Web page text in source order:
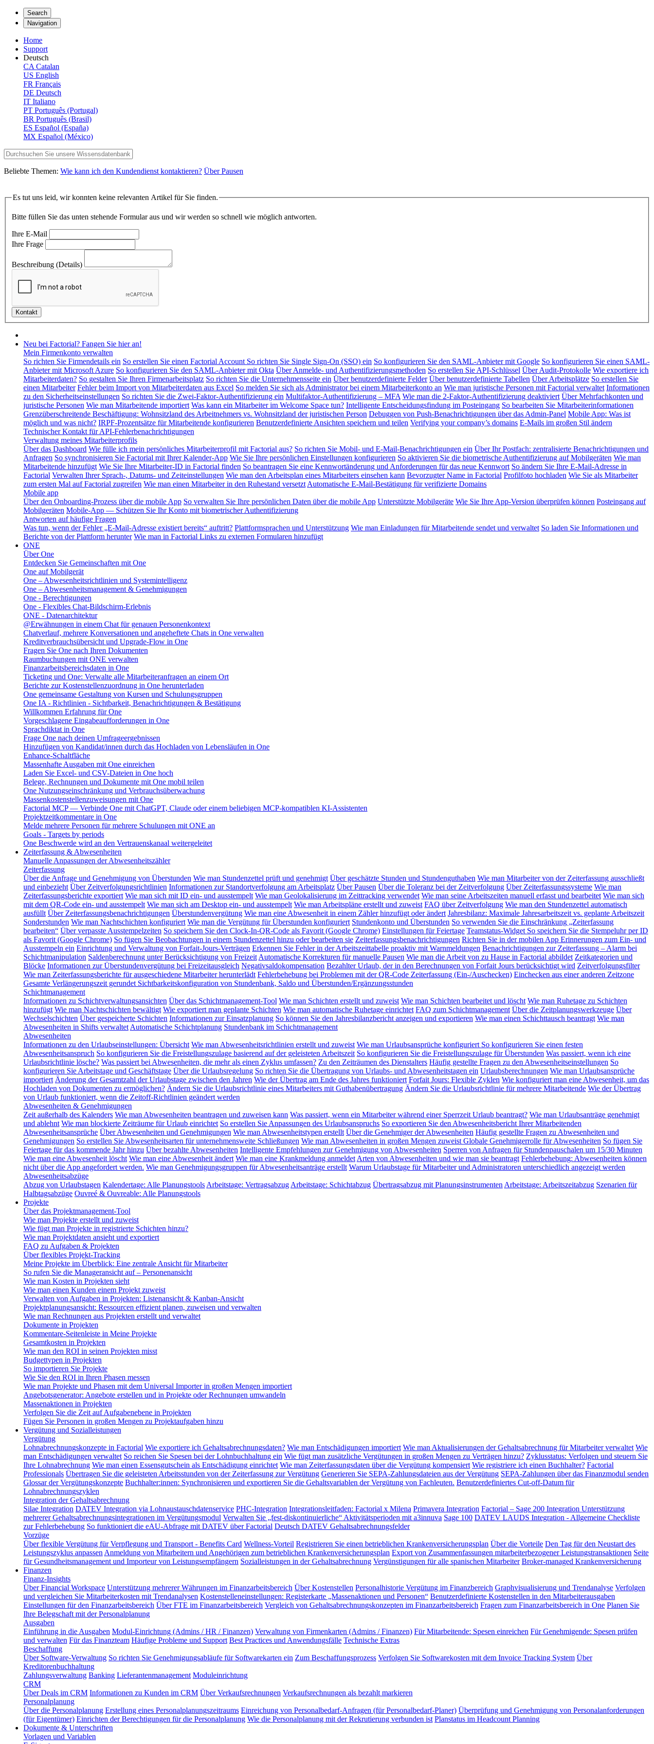
Search
Navigation
Home
Support
Deutsch
CA Catalan
US English
FR Français
DE Deutsch
IT Italiano
PT Português (Portugal)
BR Português (Brasil)
ES Español (España)
MX Español (México)
Beliebte Themen: Wie kann ich den Kundendienst kontaktieren? Über Pausen
Es tut uns leid, wir konnten keine relevanten Artikel für Sie finden.
Bitte füllen Sie das unten stehende Formular aus und wir werden so schnell wie möglich antworten.
Ihre E-Mail
Ihre Frage
Beschreibung (Details)
Neu bei Factorial? Fangen Sie hier an!
Mein Firmenkonto verwalten
So richten Sie Firmendetails ein So erstellen Sie einen Factorial Account So richten Sie Single Sign-On (SSO) ein So konfigurieren Sie den SAML-Anbieter mit Google So konfigurieren Sie einen SAML-
Anbieter mit Microsoft Azure So konfigurieren Sie den SAML-Anbieter mit Okta Über Anmelde- und Authentifizierungsmethoden So erstellen Sie API-Schlüssel Über Audit-Protokolle Wie exportiere ich
Mitarbeiterdaten? So gestalten Sie Ihren Firmenarbeitsplatz So richten Sie die Unternehmensseite ein Über benutzerdefinierte Felder Über benutzerdefinierte Tabellen Über Arbeitsplätze So erstellen Sie
einen Mitarbeiter Fehler beim Import von Mitarbeiterdaten aus Excel So melden Sie sich als Administrator bei einem Mitarbeiterkonto an Wie man juristische Personen mit Factorial verwaltet Informationen
zu den Sicherheitseinstellungen So richten Sie die Zwei-Faktor-Authentifizierung ein Multifaktor-Authentifizierung – MFA Wie man die 2-Faktor-Authentifizierung deaktiviert Über Mehrfachkonten und
juristische Personen Wie man Mitarbeitende importiert Was kann ein Mitarbeiter im Welcome Space tun? Intelligente Entscheidungsfindung im Posteingang So bearbeiten Sie Mitarbeiterinformationen
Grenzüberschreitende Beschäftigung: Wohnsitzland des Arbeitnehmers vs. Wohnsitzland der juristischen Person Debuggen von Push-Benachrichtigungen über das Admin-Panel Mobile App: Was ist
möglich und was nicht? IRPF-Prozentsätze für Mitarbeitende konfigurieren Benutzerdefinierte Ansichten speichern und teilen Verifying your company’s domains E-Mails im großen Stil ändern
Technischer Kontakt für API-Fehlerbenachrichtigungen
Verwaltung meines Mitarbeiterprofils
Über das Dashboard Wie fülle ich mein persönliches Mitarbeiterprofil mit Factorial aus? So richten Sie Mobil- und E-Mail-Benachrichtigungen ein Über Ihr Postfach: zentralisierte Benachrichtigungen und
Anfragen So synchronisieren Sie Factorial mit Ihrer Kalender-App Wie Sie Ihre persönlichen Einstellungen konfigurieren So aktivieren Sie die biometrische Authentifizierung auf Mobilgeräten Wie man
Mitarbeitende hinzufügt Wie Sie Ihre Mitarbeiter-ID in Factorial finden So beantragen Sie eine Kennwortänderung und Anforderungen für das neue Kennwort So ändern Sie Ihre E-Mail-Adresse in
Factorial Verwalten Ihrer Sprach-, Datums- und Zeiteinstellungen Wie man den Arbeitsplan eines Mitarbeiters einsehen kann Bevorzugter Name in Factorial Profilfoto hochladen Wie Sie als Mitarbeiter
zum ersten Mal auf Factorial zugreifen Wie man einen Mitarbeiter in den Ruhestand versetzt Automatische E-Mail-Bestätigung für verifizierte Domains
Mobile app
Über den Onboarding-Prozess über die mobile App So verwalten Sie Ihre persönlichen Daten über die mobile App Unterstützte Mobilgeräte Wie Sie Ihre App-Version überprüfen können Posteingang auf
Mobilgeräten Mobile-App — Schützen Sie Ihr Konto mit biometrischer Authentifizierung
Antworten auf häufige Fragen
Was tun, wenn der Fehler „E-Mail-Adresse existiert bereits“ auftritt? Plattformsprachen und Unterstützung Wie man Einladungen für Mitarbeitende sendet und verwaltet So laden Sie Informationen und
Berichte von der Plattform herunter Wie man in Factorial Links zu externen Formularen hinzufügt
ONE
Über One
Entdecken Sie Gemeinschaften mit One
One auf Mobilgerät
One – Abwesenheitsrichtlinien und Systemintelligenz
One – Abwesenheitsmanagement & Genehmigungen
One - Berechtigungen
One - Flexibles Chat-Bildschirm-Erlebnis
ONE - Datenarchitektur
@Erwähnungen in einem Chat für genauen Personenkontext
Chatverlauf, mehrere Konversationen und angeheftete Chats in One verwalten
Kreditverbrauchsübersicht und Upgrade-Flow in One
Fragen Sie One nach Ihren Dokumenten
Raumbuchungen mit ONE verwalten
Finanzarbeitsbereichsdaten in One
Ticketing und One: Verwalte alle Mitarbeiteranfragen an einem Ort
Berichte zur Kostenstellenzuordnung in One herunterladen
One gemeinsame Gestaltung von Kursen und Schulungsgruppen
One IA - Richtlinien - Sichtbarkeit, Benachrichtigungen & Bestätigung
Willkommen Erfahrung für One
Vorgeschlagene Eingabeaufforderungen in One
Sprachdiktat in One
Frage One nach deinen Umfrageergebnissen
Hinzufügen von Kandidat/innen durch das Hochladen von Lebensläufen in One
Enhance-Schaltfläche
Massenhafte Ausgaben mit One einreichen
Laden Sie Excel- und CSV-Dateien in One hoch
Belege, Rechnungen und Dokumente mit One mobil teilen
One Nutzungseinschränkung und Verbrauchsüberwachung
Massenkostenstellenzuweisungen mit One
Factorial MCP — Verbinde One mit ChatGPT, Claude oder einem beliebigen MCP-kompatiblen KI-Assistenten
Projektzeitkommentare in One
Melde mehrere Personen für mehrere Schulungen mit ONE an
Goals - Targets by periods
One Beschwerde wird an den Vertrauenskanaal weitergeleitet
Zeiterfassung & Abwesenheiten
Manuelle Anpassungen der Abwesenheitszähler
Zeiterfassung
Über die Anfrage und Genehmigung von Überstunden Wie man Stundenzettel prüft und genehmigt Über geschätzte Stunden und Stundenguthaben Wie man Mitarbeiter von der Zeiterfassung ausschließt
und einbezieht Über Zeitverfolgungsrichtlinien Informationen zur Standortverfolgung am Arbeitsplatz Über Pausen Über die Toleranz bei der Zeitverfolgung Über Zeiterfassungssysteme Wie man
Zeiterfassungsberichte exportiert Wie man sich mit ID ein- und ausstempelt Wie man Geolokalisierung im Zeittracking verwendet Wie man seine Arbeitszeiten manuell erfasst und bearbeitet Wie man sich
mit dem QR-Code ein- und ausstempelt Wie man sich am Desktop ein- und ausstempelt Wie man Arbeitspläne erstellt und zuweist FAQ über Zeitverfolgung Wie man den Stundenzettel automatisch
ausfüllt Über Zeiterfassungsbenachrichtigungen Überstundenvergütung Wie man eine Abwesenheit in einem Zähler hinzufügt oder ändert Jahresbilanz: Maximale Jahresarbeitszeit vs. geplante Arbeitszeit
Sonderstunden Wie man Nachtschichten konfiguriert Wie man die Vergütung für Überstunden konfiguriert Stundenkonto und Überstunden So verwenden Sie die Einschränkung „Zeiterfassung
bearbeiten“ Über verpasste Ausstempelzeiten So speichern Sie den Clock-In-QR-Code als Favorit (Google Chrome) Einstellungen für Feiertage Teamstatus-Widget So speichern Sie die Stempeluhr per ID
als Favorit (Google Chrome) So fügen Sie Beobachtungen in einem Stundenzettel hinzu oder bearbeiten sie Zeiterfassungsbenachrichtigungen Richten Sie in der mobilen App Erinnerungen zum Ein- und
Ausstempeln ein Einrichtung und Verwaltung von Forfait-Jours-Verträgen Erkennen Sie Fehler in der Arbeitszeittabelle proaktiv mit Warnmeldungen Benachrichtigungen zur Zeiterfassung – Alarm bei
Schichtmanipulation Saldenberechnung unter Berücksichtigung von Freizeit Automatische Korrekturen für manuelle Pausen Wie man die Arbeit von zu Hause in Factorial abbildet Zeitkategorien und
Blöcke Informationen zur Überstundenvergütung bei Freizeitausgleich Negativsaldokompensation Bezahlter Urlaub, der in den Berechnungen von Forfait Jours berücksichtigt wird Zeitverfolgungsfilter
Wie man Zeiterfassungsberichte für ausgeschiedene Mitarbeiter herunterlädt Fehlerbehebung bei Problemen mit der QR-Code Zeiterfassung (Ein-/Auschecken) Einchecken aus einer anderen Zeitzone
Gesamte Verlängerungszeit gerundet Sichtbarkeitskonfiguration von Stundenbank, Saldo und Überstunden/Ergänzungsstunden
Schichtmanagement
Informationen zu Schichtverwaltungsansichten Über das Schichtmanagement-Tool Wie man Schichten erstellt und zuweist Wie man Schichten bearbeitet und löscht Wie man Ruhetage zu Schichten
hinzufügt Wie man Nachtschichten bewältigt Wie exportiert man geplante Schichten Wie man automatische Ruhetage einrichtet FAQ zum Schichtmanagement Über die Zeitplanungswerkzeuge Über
Wechselschichten Über gespeicherte Schichten Informationen zur Einsatzplanung So können Sie den Jahresbilanzbericht anzeigen und exportieren Wie man einen Schichttausch beantragt Wie man
Abwesenheiten in Shifts verwaltet Automatische Schichtplanung Stundenbank im Schichtmanagement
Abwesenheiten
Informationen zu den Urlaubseinstellungen: Übersicht Wie man Abwesenheitsrichtlinien erstellt und zuweist Wie man Urlaubsansprüche konfiguriert So konfigurieren Sie einen festen
Abwesenheitsanspruch So konfigurieren Sie die Freistellungszulage basierend auf der geleisteten Arbeitszeit So konfigurieren Sie die Freistellungszulage für Überstunden Was passiert, wenn ich eine
Urlaubsrichtlinie lösche? Was passiert bei Abwesenheiten, die mehr als einen Zyklus umfassen? Zu den Zeiträumen des Dienstalters Häufig gestellte Fragen zu den Abwesenheitseinstellungen So
konfigurieren Sie Arbeitstage und Geschäftstage Über die Urlaubsregelung So richten Sie die Übertragung von Urlaubs- und Abwesenheitstagen ein Urlaubsberechnungen Wie man Urlaubsansprüche
importiert Änderung der Gesamtzahl der Urlaubstage zwischen den Jahren Wie der Übertrag am Ende des Jahres funktioniert Forfait Jours: Flexible Zyklen Wie konfiguriert man eine Abwesenheit, um das
Hochladen von Dokumenten zu ermöglichen? Ändern Sie die Urlaubsrichtlinie eines Mitarbeiters mit Guthabenübertragung Ändern Sie die Urlaubsrichtlinie für mehrere Mitarbeitende Wie der Übertrag
von Urlaub funktioniert, wenn die Zeitoff-Richtlinien geändert werden
Abwesenheiten & Genehmigungen
Zeit außerhalb des Kalenders Wie man Abwesenheiten beantragen und zuweisen kann Was passiert, wenn ein Mitarbeiter während einer Sperrzeit Urlaub beantragt? Wie man Urlaubsanträge genehmigt
und ablehnt Wie man blockierte Zeiträume für Urlaub einrichtet So erstellen Sie Anpassungen des Urlaubsanspruchs So exportieren Sie den Abwesenheitsbericht Ihrer Mitarbeitenden
Abwesenheitsansprüche Über Abwesenheiten und Genehmigungen Wie man Abwesenheitstypen erstellt Über die Genehmiger der Abwesenheiten Häufig gestellte Fragen zu Abwesenheiten und
Genehmigungen So erstellen Sie Abwesenheitsarten für unternehmensweite Schließungen Wie man Abwesenheiten in großen Mengen zuweist Globale Genehmigerrolle für Abwesenheiten So fügen Sie
Feiertage für das kommende Jahr hinzu Über bezahlte Abwesenheiten Intelligente Empfehlungen zur Genehmigung von Abwesenheiten Sperren von Anfragen für Stundenpauschalen um 15/30 Minuten
Wie man eine Abwesenheit löscht Wie man eine Abwesenheit ändert Wie man eine Krankmeldung anmeldet Arten von Abwesenheiten und wie man sie beantragt Fehlerbehebung: Abwesenheiten können
nicht über die App angefordert werden. Wie man Genehmigungsgruppen für Abwesenheitsanträge erstellt Warum Urlaubstage für Mitarbeiter und Administratoren unterschiedlich angezeigt werden
Abwesenheitsabzüge
Abzug von Urlaubstagen Kalendertage: Alle Planungstools Arbeitstage: Vertragsabzug Arbeitstage: Schichtabzug Übertragsabzug mit Planungsinstrumenten Arbeitstage: Arbeitszeitabzug Szenarien für
Halbtagsabzüge Ouvreé & Ouvreable: Alle Planungstools
Projekte
Über das Projektmanagement-Tool
Wie man Projekte erstellt und zuweist
Wie fügt man Projekte in registrierte Schichten hinzu?
Wie man Projektdaten ansieht und exportiert
FAQ zu Aufgaben & Projekten
Über flexibles Projekt-Tracking
Meine Projekte im Überblick: Eine zentrale Ansicht für Mitarbeiter
So rufen Sie die Manageransicht auf – Personenansicht
Wie man Kosten in Projekten sieht
Wie man einen Kunden einem Projekt zuweist
Verwalten von Aufgaben in Projekten: Listenansicht & Kanban-Ansicht
Projektplanungsansicht: Ressourcen effizient planen, zuweisen und verwalten
Wie man Rechnungen aus Projekten erstellt und verwaltet
Dokumente in Projekten
Kommentare-Seitenleiste in Meine Projekte
Gesamtkosten in Projekten
Wie man den ROI in seinen Projekten misst
Budgettypen in Projekten
So importieren Sie Projekte
Wie Sie den ROI in Ihren Phasen messen
Wie man Projekte und Phasen mit dem Universal Importer in großen Mengen importiert
Angebotsgenerator: Angebote erstellen und in Projekte oder Rechnungen umwandeln
Massenaktionen in Projekten
Verfolgen Sie die Zeit auf Aufgabenebene in Projekten
Fügen Sie Personen in großen Mengen zu Projektaufgaben hinzu
Vergütung und Sozialleistungen
Vergütung
Lohnabrechnungskonzepte in Factorial Wie exportiere ich Gehaltsabrechnungsdaten? Wie man Entschädigungen importiert Wie man Aktualisierungen der Gehaltsabrechnung für Mitarbeiter verwaltet Wie
man Entschädigungen verwaltet So reichen Sie Spesen bei der Lohnbuchhaltung ein Wie fügt man zusätzliche Vergütungen in großen Mengen zu Verträgen hinzu? Zyklusstatus: Verfolgen und steuern Sie
Ihre Lohnabrechnung Wie man einen Essensgutschein als Entschädigung einrichtet Wie man Zeiterfassungsdaten über die Vergütung kompensiert Wie registriere ich einen Buchhalter? Factorial
Professionals Übertragen Sie die geleisteten Arbeitsstunden von der Zeiterfassung zur Vergütung Generieren Sie SEPA-Zahlungsdateien aus der Vergütung SEPA-Zahlungen über das Finanzmodul senden
Glossar der Vergütungskonzepte Buchhalter:innen: Synchronisieren und exportieren Sie die Gehaltsvariablen der Vergütung von Fachleuten. Benutzerdefiniertes Cut-off-Datum für
Lohnabrechnungszyklen
Integration der Gehaltsabrechnung
Silae Integration DATEV Integration via Lohnaustauschdatenservice PHC-Integration Integrationsleitfaden: Factorial x Milena Primavera Integration Factorial – Sage 200 Integration Unterstützung
mehrerer Gehaltsabrechnungsintegrationen im Vergütungsmodul Verwalten Sie „fest-diskontinuierliche“ Aktivitätsperioden mit a3innuva Sage 100 DATEV LAUDS Integration - Allgemeine Checkliste
zur Fehlerbehebung So funktioniert die eAU-Abfrage mit DATEV über Factorial Deutsch DATEV Gehaltsabrechnungsfelder
Vorzüge
Über flexible Vergütung für Verpflegung und Transport - Benefits Card Wellness-Vorteil Registrieren Sie einen betrieblichen Krankenversicherungsplan Über die Vorteile Den Tag für den Neustart des
Leistungszyklus anpassen Anmeldung von Mitarbeitern und Angehörigen zum betrieblichen Krankenversicherungsplan Export von Zusammenfassungen mitarbeiterbezogener Leistungstransaktionen Seite
für Gesundheitsmanagement und Importeur von Leistungsempfängern Sozialleistungen in der Gehaltsabrechnung Vergünstigungen für alle spanischen Mitarbeiter Broker-managed Krankenversicherung
Finanzen
Finanz-Insights
Über Financial Workspace Unterstützung mehrerer Währungen im Finanzarbeitsbereich Über Kostenstellen Personalhistorie Vergütung im Finanzbereich Graphvisualisierung und Trendanalyse Verfolgen
und vergleichen Sie Mitarbeiterkosten mit Trendanalysen Kostenstelleneinstellungen: Registerkarte „Massenaktionen und Personen“ Benutzerdefinierte Kostenstellen in den Mitarbeiterausgaben
Einstellungen für den Finanzarbeitsbereich Über FTE im Finanzarbeitsbereich Vergleich von Gehaltsabrechnungskonzepten im Finanzarbeitsbereich Fragen zum Finanzarbeitsbereich in One Planen Sie
Ihre Belegschaft mit der Personalplanung
Ausgaben
Einführung in die Ausgaben Modul-Einrichtung (Admins / HR / Finanzen) Verwaltung von Firmenkarten (Admins / Finanzen) Für Mitarbeitende: Spesen einreichen Für Genehmigende: Spesen prüfen
und verwalten Für das Finanzteam Häufige Probleme und Support Best Practices und Anwendungsfälle Technische Extras
Beschaffung
Über Software-Verwaltung So richten Sie Genehmigungsabläufe für Softwarekarten ein Zum Beschaffungsprozess Verfolgen Sie Softwarekosten mit dem Invoice Tracking System Über
Kreditorenbuchhaltung
Zahlungsverwaltung Banking Lieferantenmanagement Moduleinrichtung
CRM
Über Deals im CRM Informationen zu Kunden im CRM Über Verkaufsrechnungen Verkaufsrechnungen als bezahlt markieren
Personalplanung
Über die Personalplanung Erstellung eines Personalplanungszeitraums Einreichung von Personalbedarf-Anfragen (für Personalbedarf-Planer) Überprüfung und Genehmigung von Personalanforderungen
(für Eigentümer) Einrichten der Berechtigungen für die Personalplanung Wie die Personalplanung mit der Rekrutierung verbunden ist Planstatus im Headcount Planning
Dokumente & Unterschriften
Vorlagen und Variablen